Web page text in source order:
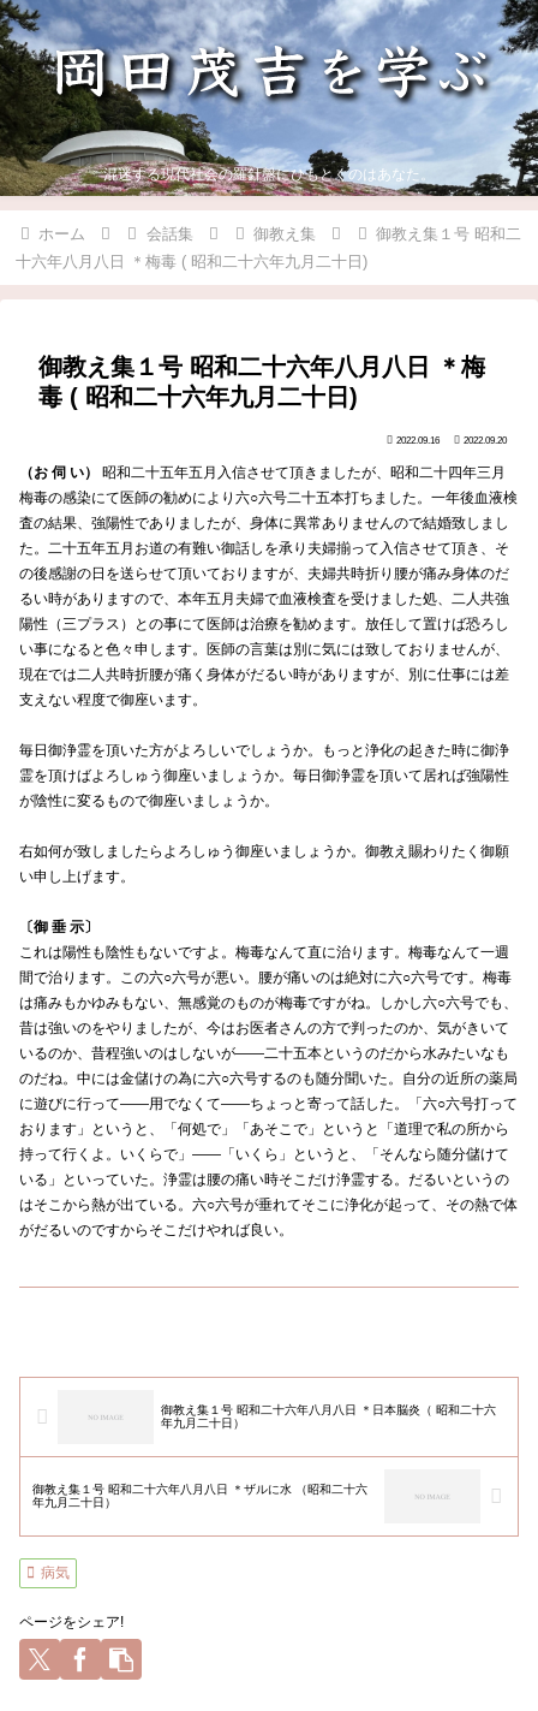
混迷する現代社会の羅針盤にひもとくのはあなた。
ホーム 会話集 御教え集
御教え集１号 昭和二
十六年八月八日 ＊梅毒 ( 昭和二十六年九月二十日)
御教え集１号 昭和二十六年八月八日 ＊梅
毒 ( 昭和二十六年九月二十日)
2022.09.16 2022.09.20
（お 伺 い）
昭和二十五年五月入信させて頂きましたが、昭和二十四年三月
梅毒の感染にて医師の勧めにより六○六号二十五本打ちました。一年後血液検
査の結果、強陽性でありましたが、身体に異常ありませんので結婚致しまし
た。二十五年五月お道の有難い御話しを承り夫婦揃って入信させて頂き、そ
の後感謝の日を送らせて頂いておりますが、夫婦共時折り腰が痛み身体のだ
るい時がありますので、本年五月夫婦で血液検査を受けました処、二人共強
陽性（三プラス）との事にて医師は治療を勧めます。放任して置けば恐ろし
い事になると色々申します。医師の言葉は別に気には致しておりませんが、
現在では二人共時折腰が痛く身体がだるい時がありますが、別に仕事には差
支えない程度で御座います。
毎日御浄霊を頂いた方がよろしいでしょうか。もっと浄化の起きた時に御浄
霊を頂けばよろしゅう御座いましょうか。毎日御浄霊を頂いて居れば強陽性
が陰性に変るもので御座いましょうか。
右如何が致しましたらよろしゅう御座いましょうか。御教え賜わりたく御願
い申し上げます。
〔御 垂 示〕
これは陽性も陰性もないですよ。梅毒なんて直に治ります。梅毒なんて一週
間で治ります。この六○六号が悪い。腰が痛いのは絶対に六○六号です。梅毒
は痛みもかゆみもない、無感覚のものが梅毒ですがね。しかし六○六号でも、
昔は強いのをやりましたが、今はお医者さんの方で判ったのか、気がきいて
いるのか、昔程強いのはしないが——二十五本というのだから水みたいなも
のだね。中には金儲けの為に六○六号するのも随分聞いた。自分の近所の薬局
に遊びに行って——用でなくて——ちょっと寄って話した。「六○六号打って
おります」というと、「何処で」「あそこで」というと「道理で私の所から
持って行くよ。いくらで」——「いくら」というと、「そんなら随分儲けて
いる」といっていた。浄霊は腰の痛い時そこだけ浄霊する。だるいというの
はそこから熱が出ている。六○六号が垂れてそこに浄化が起って、その熱で体
がだるいのですからそこだけやれば良い。
御教え集１号 昭和二十六年八月八日 ＊日本脳炎（ 昭和二十六
年九月二十日）
御教え集１号 昭和二十六年八月八日 ＊ザルに水 （昭和二十六
年九月二十日）
病気
ページをシェア!